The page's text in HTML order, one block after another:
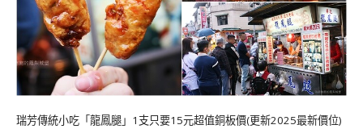
瑞芳傳統小吃「龍鳳腿」1支只要15元超值銅板價(更新2025最新價位)